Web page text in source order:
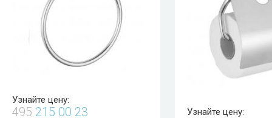
Узнайте цену:
495 215 00 23 Узнайте цену: